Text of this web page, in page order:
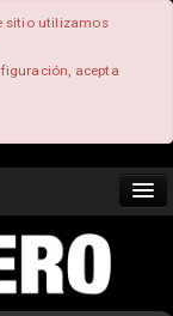
sitio utilizamos
acepta